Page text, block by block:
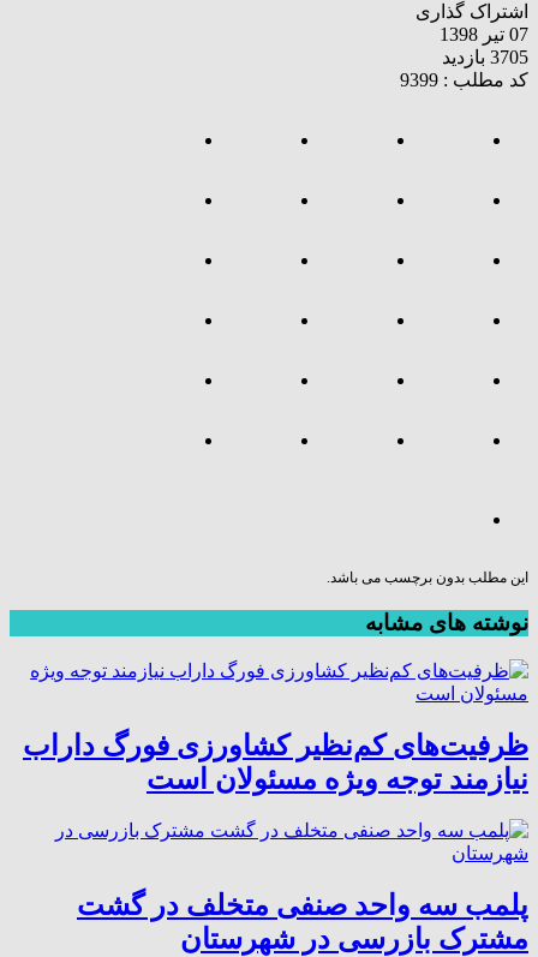
اشتراک گذاری
07 تیر 1398
3705 بازدید
کد مطلب : 9399
این مطلب بدون برچسب می باشد.
نوشته های مشابه
ظرفیت‌های کم‌نظیر کشاورزی فورگ داراب
نیازمند توجه ویژه مسئولان است
پلمب سه واحد صنفی متخلف در گشت
مشترک بازرسی در شهرستان